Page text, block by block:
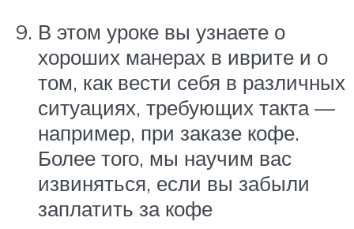
В этом уроке вы узнаете о
хороших манерах в иврите и о
том, как вести себя в различных
ситуациях, требующих такта —
например, при заказе кофе.
Более того, мы научим вас
извиняться, если вы забыли
заплатить за кофе